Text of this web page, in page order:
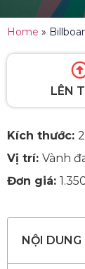
Home »
LÊN
Kích thước:
Vị trí: Vành
Đơn giá:
NỘI DUNG